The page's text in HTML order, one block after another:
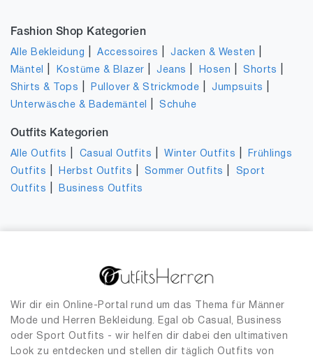
Fashion Shop Kategorien
Alle Bekleidung |Accessoires |Jacken & Westen
Mäntel Kostüme & Blazer |Jeans Hosen |Shorts
Shirts & Tops Pullover & Strickmode |Jumpsuits
Unterwäsche & Bademäntel |Schuhe
Outfits Kategorien
Alle Outfits Casual Outfits |Winter Outfits
Frühlings
Outfits
Herbst Outfits Sommer Outfits
Sport
Outfits
Business Outfits
Wir dir ein Online-Portal rund um das Thema für Männer
Mode und Herren Bekleidung. Egal ob Casual, Business
oder Sport Outfits - wir helfen dir dabei den ultimativen
Look zu entdecken und stellen dir täglich Outfits von